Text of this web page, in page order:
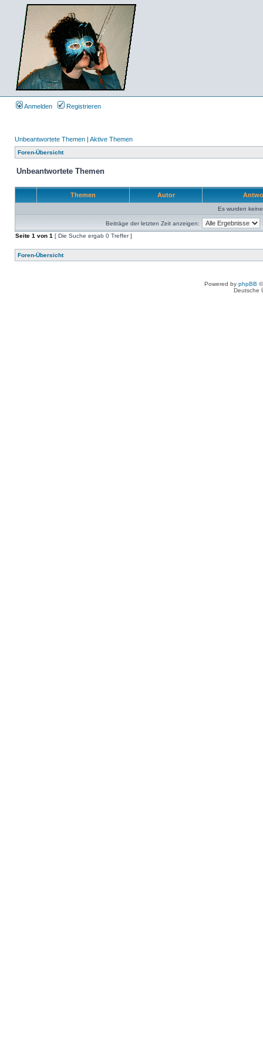
Anmelden Registrieren
Unbeantwortete Themen | Aktive Themen
Foren-Übersicht
Unbeantwortete Themen
Themen Autor
Es wurden
Beiträge der letzten Zeit anzeigen:
Seite 1 von 1 [ Die Suche ergab 0 Treffer ]
Foren-Übersicht
Powered by phpBB
Deutsche